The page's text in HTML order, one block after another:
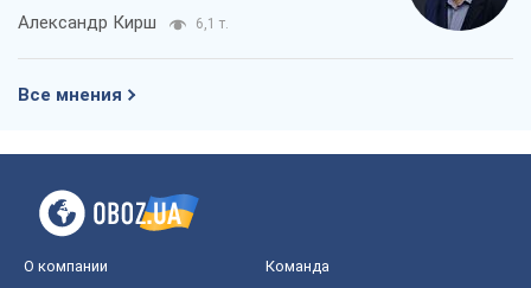
Александр Кирш 6,1 т.
Все мнения
О компании Команда